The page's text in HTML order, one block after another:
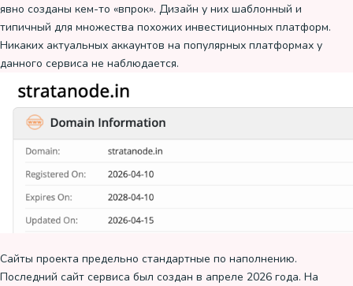
явно созданы кем-то «впрок». Дизайн у них шаблонный и
типичный для множества похожих инвестиционных платформ.
Никаких актуальных аккаунтов на популярных платформах у
данного сервиса не наблюдается.
Сайты проекта предельно стандартные по наполнению.
Последний сайт сервиса был создан в апреле 2026 года. На